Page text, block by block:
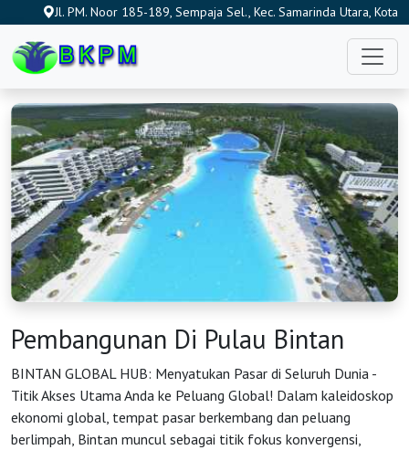
Jl. PM. Noor 185-189, Sempaja Sel., Kec. Samarinda Utara, Kota
Pembangunan Di Pulau Bintan
BINTAN GLOBAL HUB: Menyatukan Pasar di Seluruh Dunia -
Titik Akses Utama Anda ke Peluang Global! Dalam kaleidoskop
ekonomi global, tempat pasar berkembang dan peluang
berlimpah, Bintan muncul sebagai titik fokus konvergensi,